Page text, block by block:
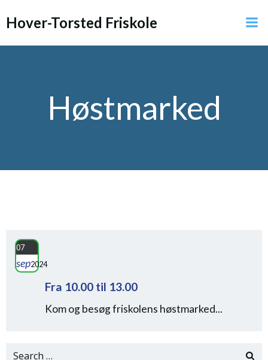
til
Hover-Torsted Friskole
Høstmarked
07
sep2024
Fra 10.00 til 13.00
Kom og besøg friskolens høstmarked...
Search